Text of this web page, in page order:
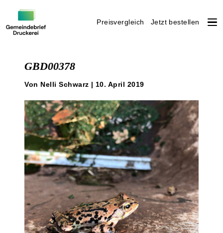
Preisvergleich Jetzt bestellen
GBD00378
Von Nelli Schwarz | 10. April 2019